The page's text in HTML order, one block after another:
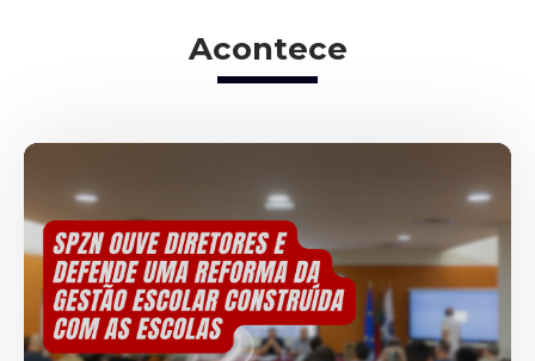
Acontece